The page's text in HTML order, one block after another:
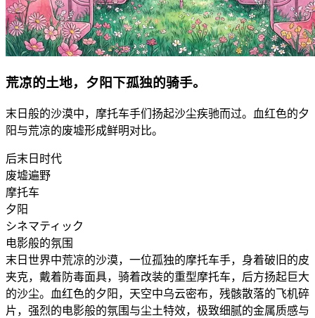
荒凉的土地，夕阳下孤独的骑手。
末日般的沙漠中，摩托车手们扬起沙尘疾驰而过。血红色的夕
阳与荒凉的废墟形成鲜明对比。
后末日时代
废墟遍野
摩托车
夕阳
シネマティック
电影般的氛围
末日世界中荒凉的沙漠，一位孤独的摩托车手，身着破旧的皮
夹克，戴着防毒面具，骑着改装的重型摩托车，后方扬起巨大
的沙尘。血红色的夕阳，天空中乌云密布，残骸散落的飞机碎
片，强烈的电影般的氛围与尘土特效，极致细腻的金属质感与